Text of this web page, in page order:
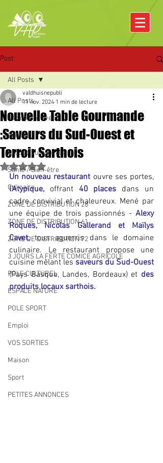
Post
All Posts
Rencontre avec
Pâques
Producteurs locaux
Santé / Bien-être
Culinaire
ZONE DE DISTRIBUTION 28
ZONE DE DISTRIBUTION 61
ZONE DE DISTRIBUTION 72
3 JOURS LA FERTE COMICE AGRICOLE
POLE CULTUREL
ESPACE NATURE
POLE SPORT
Emploi
VOS SORTIES
Maison
Sport
PETITES ANNONCES
All Posts
Nouvelle Table Gourmande
:Saveurs du Sud-Ouest et
Terroir Sarthois
valdhuisnepubli
11 nov. 2024 1 min de lecture
Noté NaN étoiles sur 5.
Un nouveau restaurant
l’Atypique, offrant 40 places dans un
cadre convivial et chaleureux. Mené par
une équipe de trois passionnés - Alexy
Roques, Nicolas Gallerand et Maïlys
Cavet, tous aguerris dans le domaine
culinaire. Le restaurant propose une
cuisine mêlant les saveurs du Sud-Ouest
(Pays Basque, Landes, Bordeaux) et des
produits locaux sarthois.